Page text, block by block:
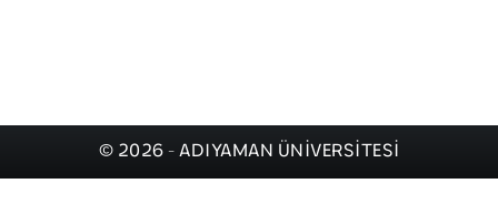
© 2026 - ADIYAMAN ÜNİVERSİTESİ